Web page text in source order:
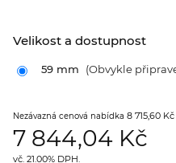
Velikost a dostupnost
59 mm (Obvykle
Nezávazná cenová nabídka 8 715,60 Kč
7 844,04 Kč
vč. 21.00% DPH.